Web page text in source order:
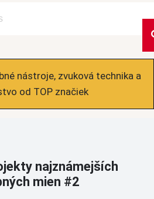
nástroje, zvuková technika a
od TOP značiek
najznámejších
mien #2